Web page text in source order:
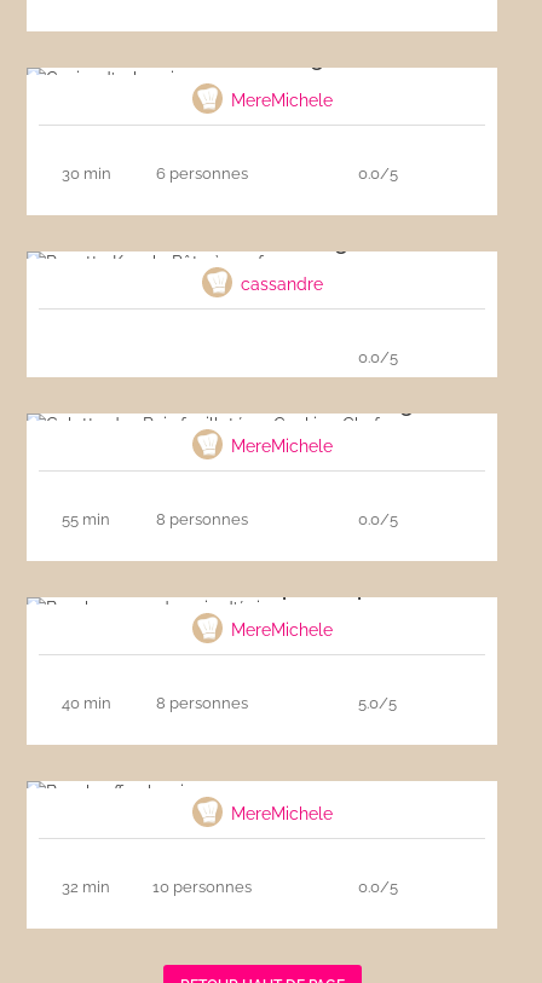
MereMichele
30 min 6 personnes 0.0/5
cassandre
0.0/5
MereMichele
55 min 8 personnes 0.0/5
MereMichele
40 min 8 personnes 5.0/5
MereMichele
32 min 10 personnes 0.0/5